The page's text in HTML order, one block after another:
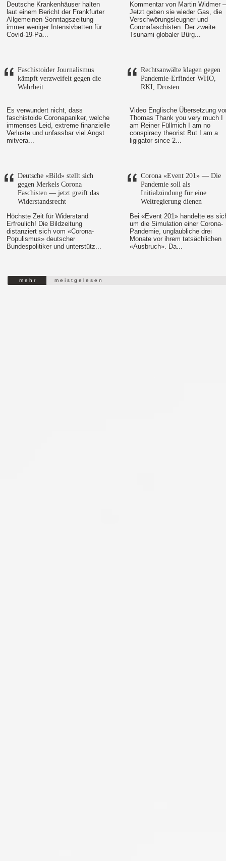
Deutsche Krankenhäuser halten
laut einem Bericht der Frankfurter
Allgemeinen Sonntagszeitung
immer weniger Intensivbetten für
Covid-19-Pa...
Faschistoider Journalismus
kämpft verzweifelt gegen die
Wahrheit
Es verwundert nicht, dass
faschistoide Coronapaniker, welche
immenses Leid, extreme finanzielle
Verluste und unfassbar viel Angst
mitvera...
Deutsche «Bild» stellt sich
gegen Merkels Corona
Faschisten — jetzt greift das
Widerstandsrecht
Höchste Zeit für Widerstand
Erfreulich! Die Bildzeitung
distanziert sich vom «Corona-
Populismus» deutscher
Bundespolitiker und unterstütz...
Kommentar von Martin Widmer –
Jetzt geben sie wieder Gas, die
Verschwörungsleugner und
Coronafaschisten. Der zweite
Tsunami globaler Bürg...
Rechtsanwälte klagen gegen
Pandemie-Erfinder WHO,
RKI, Drosten
Video Englische Übersetzung
Thomas Thank you very much I
am Reiner Füllmich I am no
conspiracy theorist But I am a
ligigator since 2...
Corona «Event 201» — Die
Pandemie soll als
Initialzündung für eine
Weltregierung dienen
Bei «Event 201» handelte es
um die Simulation einer Corona-
Pandemie, unglaubliche drei
Monate vor ihrem tatsächlichen
«Ausbruch». Da...
m e h r m e i s t g e l e s e n